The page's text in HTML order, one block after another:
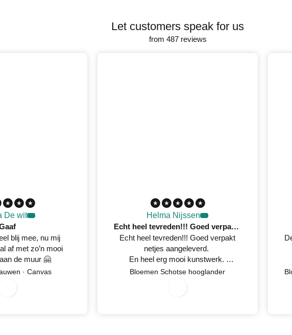
Let customers speak for us
from 487 reviews
De wit
blij mee, nu mij
af met zo’n mooi
de muur 🤗
· Canvas
Helma Nijssen
Echt heel tevreden!!! Goed verpakt netjes aangeleverd
Echt heel tevreden!!! Goed verpakt
netjes aangeleverd.
En heel erg mooi kunstwerk.
Netjes op tijd een mail gestuurd
Bloemen Schotse hooglander
7
/
0
2
0
2